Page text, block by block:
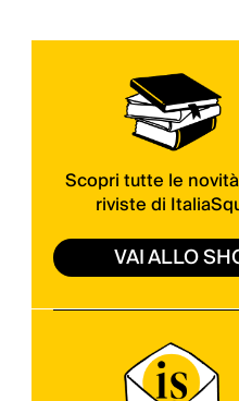
Scopri tutte le
riviste di
VAI ALLO